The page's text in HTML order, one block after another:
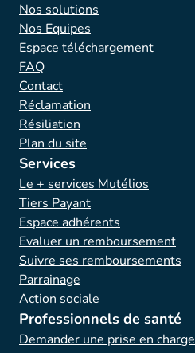
Nos solutions
Nos Equipes
Espace téléchargement
FAQ
Contact
Réclamation
Résiliation
Plan du site
Services
Le + services Mutélios
Tiers Payant
Espace adhérents
Evaluer un remboursement
Suivre ses remboursements
Parrainage
Action sociale
Professionnels de santé
Demander une prise en charge